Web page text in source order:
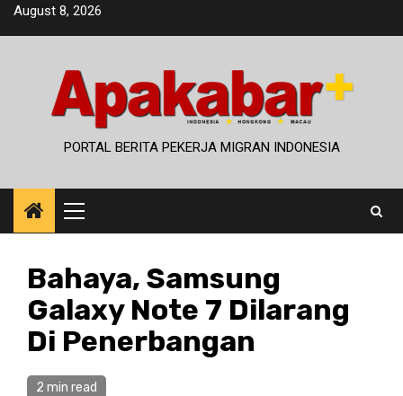
SkipAugust 8, 2026
PORTAL BERITA PEKERJA MIGRAN INDONESIA
Primary
Menu
Bahaya, Samsung
Galaxy Note 7 Dilarang
Di Penerbangan
2 min read